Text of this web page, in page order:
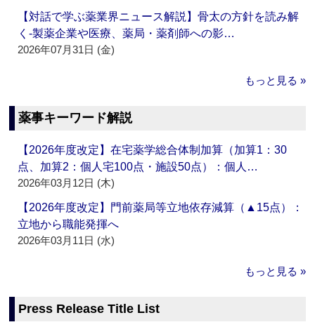
【対話で学ぶ薬業界ニュース解説】骨太の方針を読み解
く‐製薬企業や医療、薬局・薬剤師への影…
2026年07月31日 (金)
もっと見る »
薬事キーワード解説
【2026年度改定】在宅薬学総合体制加算（加算1：30
点、加算2：個人宅100点・施設50点）：個人…
2026年03月12日 (木)
【2026年度改定】門前薬局等立地依存減算（▲15点）：
立地から職能発揮へ
2026年03月11日 (水)
もっと見る »
Press Release Title List